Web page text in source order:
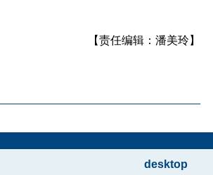
【责任编辑：潘美玲】
desktop